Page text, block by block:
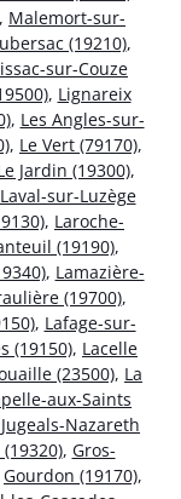
, Malemort-sur-
(19210),
sur-Couze
, Lignareix
, Les Angles-sur-
, Le Vert (79170),
Jardin (19300),
Laval-sur-Luzège
, Laroche-
(19190),
, Lamazière-
(19700),
, Lafage-sur-
(19150), Lacelle
(23500), La
aux-Saints
Jugeals-Nazareth
, Gros-
Gourdon (19170),